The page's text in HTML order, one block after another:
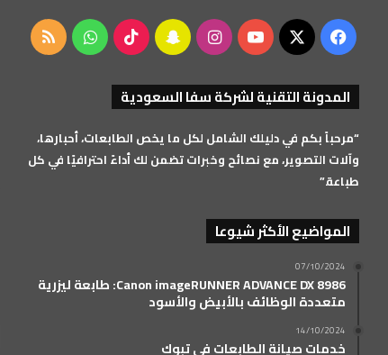
فيسبوك
‫X
‫YouTubeانستقرامسناب ‫TikTok واتسابملخص
المدونة التقنية لشركة سفا السعودية
“مرحباً بكم في دليلك الشامل لكل ما يخص الطابعات، أحبارها،
وآلات التصوير، مع نصائح وخبرات تضمن لك أداءً احترافيًا في كل
طباعة.”
المواضيع الأكثر شيوعا
07/10/2024
Canon imageRUNNER ADVANCE DX 8986: طابعة ليزرية
متعددة الوظائف بالأبيض والأسود
14/10/2024
خدمات صيانة الطابعات في تبوك